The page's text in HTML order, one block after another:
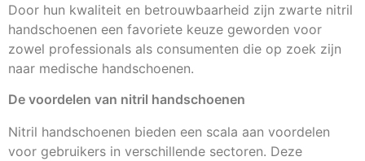
Door hun kwaliteit en betrouwbaarheid zijn zwarte nitril
handschoenen een favoriete keuze geworden voor
zowel professionals als consumenten die op zoek zijn
naar medische handschoenen.
De voordelen van nitril handschoenen
Nitril handschoenen bieden een scala aan voordelen
voor gebruikers in verschillende sectoren. Deze